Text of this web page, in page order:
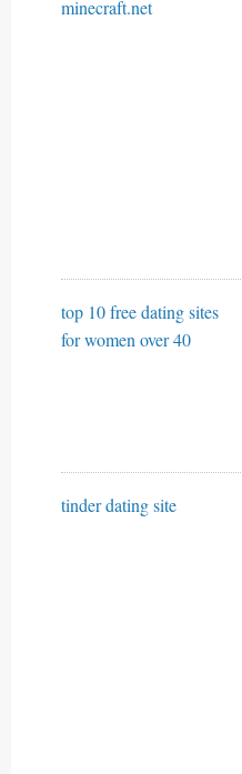
minecraft.net
top 10 free dating sites
for women over 40
tinder dating site